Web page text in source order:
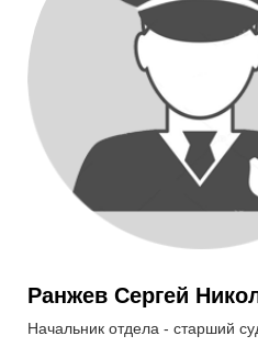
Ранжев Сергей
Начальник отдела - старший